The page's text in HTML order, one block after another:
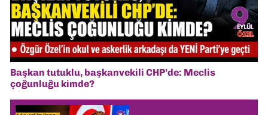
Başkan tutuklu, başkanvekili CHP’de: Meclis
çoğunluğu kimde?